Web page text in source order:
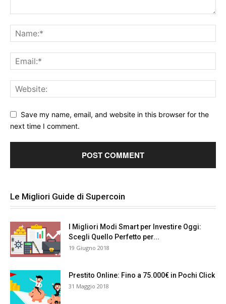
Save my name, email, and website in this browser for the
next time I comment.
Le Migliori Guide di Supercoin
I Migliori Modi Smart per Investire Oggi:
Scegli Quello Perfetto per...
19 Giugno 2018
Prestito Online: Fino a 75.000€ in Pochi Click
31 Maggio 2018